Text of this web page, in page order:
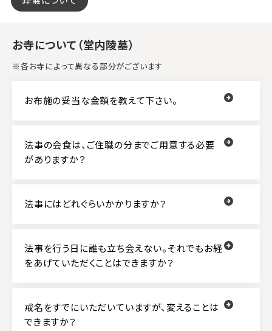
お寺について（堂内陵墓）
※各お寺によって異なる部分がございます
お布施の妥当な金額を教えて下さい。
法事の会食は、ご住職の分までご用意する必要
がありますか？
法事にはどれぐらいかかりますか？
法事を行う日に誰も立ち会えない。それでもお経
をあげていただくことはできますか？
戒名をすでにいただいていますが、変えることは
できますか？